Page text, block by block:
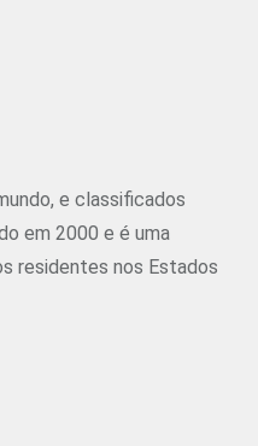
e classificados
em 2000 e é uma
residentes nos Estados